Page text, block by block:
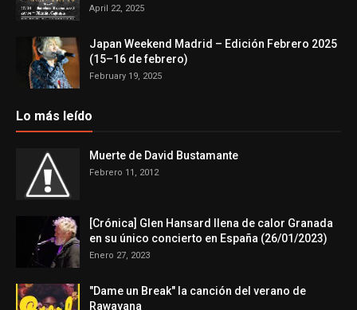
April 22, 2025
Japan Weekend Madrid – Edición Febrero 2025
(15–16 de febrero)
February 19, 2025
Lo más leído
Muerte de David Bustamante
Febrero 11, 2012
[Crónica] Glen Hansard llena de calor Granada
en su único concierto en España (26/01/2023)
Enero 27, 2023
"Dame un Break" la canción del verano de
Rawayana